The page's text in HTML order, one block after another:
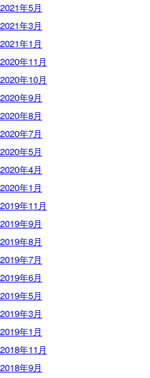
2021年5月
2021年3月
2021年1月
2020年11月
2020年10月
2020年9月
2020年8月
2020年7月
2020年5月
2020年4月
2020年1月
2019年11月
2019年9月
2019年8月
2019年7月
2019年6月
2019年5月
2019年3月
2019年1月
2018年11月
2018年9月